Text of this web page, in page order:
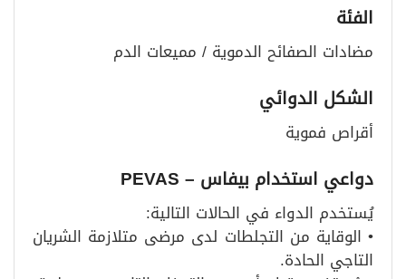
الفئة
مضادات الصفائح الدموية / مميعات الدم
الشكل الدوائي
أقراص فموية
دواعي استخدام بيفاس – PEVAS
يُستخدم الدواء في الحالات التالية:
• الوقاية من التجلطات لدى مرضى متلازمة الشريان
التاجي الحادة.